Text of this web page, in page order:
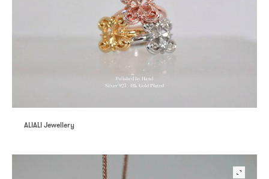
ALIALI Jewellery